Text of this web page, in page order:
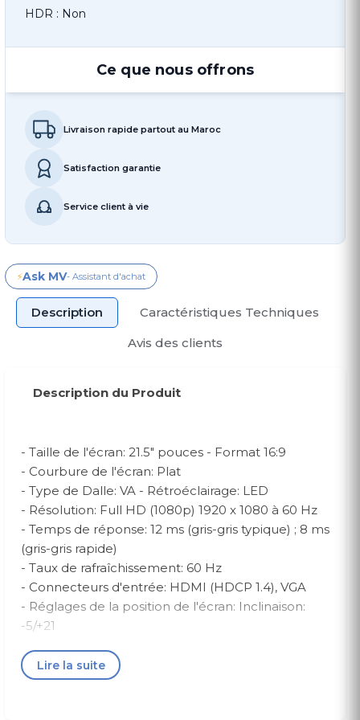
HDR : Non
Ce que nous offrons
Livraison rapide partout au Maroc
Satisfaction garantie
Service client à vie
⚡Ask MV- Assistant d'achat
Description
Caractéristiques Techniques
Avis des clients
Description du Produit
- Taille de l'écran: 21.5" pouces - Format 16:9
- Courbure de l'écran: Plat
- Type de Dalle: VA - Rétroéclairage: LED
- Résolution: Full HD (1080p) 1920 x 1080 à 60 Hz
- Temps de réponse: 12 ms (gris-gris typique) ; 8 ms
(gris-gris rapide)
- Taux de rafraîchissement: 60 Hz
- Connecteurs d'entrée: HDMI (HDCP 1.4), VGA
- Réglages de la position de l'écran: Inclinaison:
-5/+21
Caractéristiques Techniques
Lire la suite